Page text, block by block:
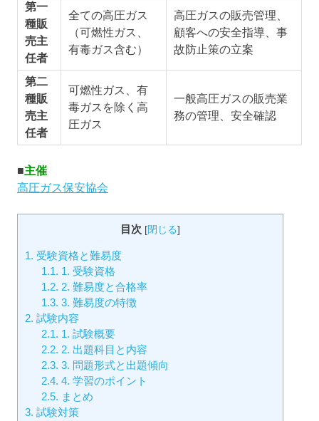
第一
種販
売主
任者
全ての高圧ガス
（可燃性ガス、
有毒ガス含む）
高圧ガスの販売管理、
顧客への安全指導、事
故防止策の立案
第二
種販
売主
任者
可燃性ガス、有
毒ガスを除く高
圧ガス
一般高圧ガスの販売業
務の管理、安全確認
■主催
高圧ガス保安協会
目次 [閉じる]
1. 受験資格と難易度
1.1. 1. 受験資格
1.2. 2. 難易度と合格率
1.3. 3. 難易度の特徴
2. 試験内容
2.1. 1. 試験概要
2.2. 2. 出題科目と内容
2.3. 3. 問題形式と出題傾向
2.4. 4. 学習のポイント
2.5. まとめ
3. 試験対策